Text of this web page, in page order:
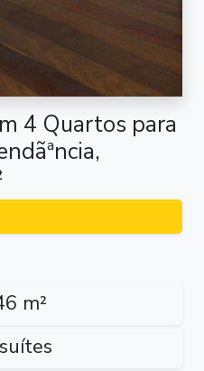
4 Quartos para
m²